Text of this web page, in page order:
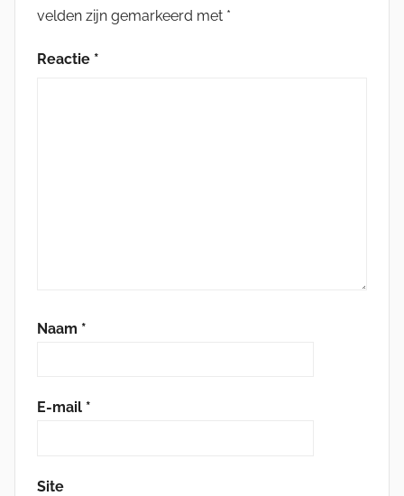
velden zijn gemarkeerd met *
Reactie *
Naam *
E-mail *
Site